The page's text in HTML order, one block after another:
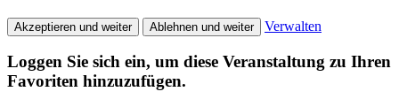
Akzeptieren und weiter Ablehnen und weiter Verwalten
Loggen Sie sich ein, um diese Veranstaltung zu Ihren
Favoriten hinzuzufügen.